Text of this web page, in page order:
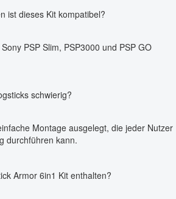
ist dieses Kit kompatibel?
PSP Slim, PSP3000 und PSP GO
schwierig?
Montage ausgelegt, die jeder Nutzer
durchführen kann.
Armor 6in1 Kit enthalten?